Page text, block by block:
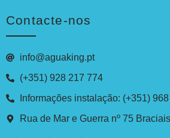
Contacte-nos
info@aguaking.pt
(+351) 928 217 774
Informações instalação: (+351)
Rua de Mar e Guerra nº 75